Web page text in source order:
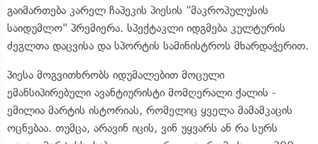
გაიმართება კარელ ჩაპეკის პიესის "მაკროპულუსის
საიდუმლო" პრემიერა. სპექტაკლი იდგმება კულტურის
ძეგლთა დაცვისა და სპორტის სამინისტროს მხარდაჭერით.
პიესა მოგვითხრობს იდუმალებით მოცული
ემანსიპირებული ავანტიურისტი მომღერალი ქალის -
ემილია მარტის ისტორიას, რომელიც ყველა მამამკაცის
ოცნებაა. თუმცა, არავინ იცის, ვინ უყვარს ან რა სურს